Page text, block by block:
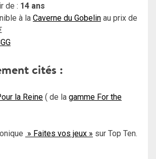
de : 14 ans
à la Caverne du Gobelin au prix de
cités :
la Reine ( de la gamme For the
» Faites vos jeux » sur Top Ten.